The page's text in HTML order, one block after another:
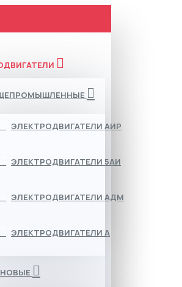
ЭЛЕКТРОДВИГАТЕЛИ АИР
ЭЛЕКТРОДВИГАТЕЛИ 5АИ
ЭЛЕКТРОДВИГАТЕЛИ АДМ
ЭЛЕКТРОДВИГАТЕЛИ А